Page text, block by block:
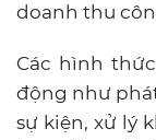
doanh thu
Các hình
động như
sự kiện, xử lý